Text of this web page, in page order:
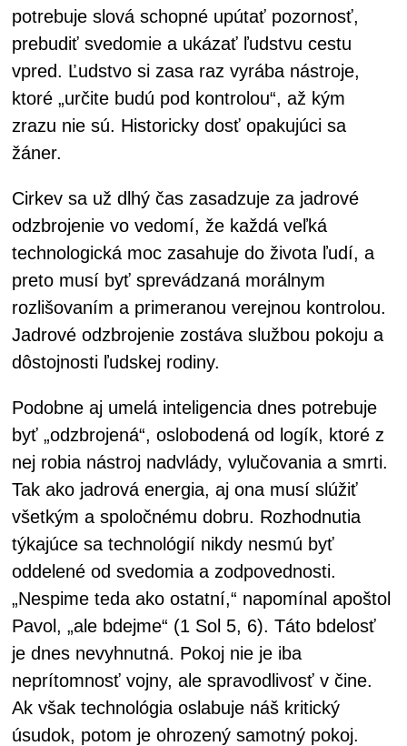
potrebuje slová schopné upútať pozornosť,
prebudiť svedomie a ukázať ľudstvu cestu
vpred. Ľudstvo si zasa raz vyrába nástroje,
ktoré „určite budú pod kontrolou“, až kým
zrazu nie sú. Historicky dosť opakujúci sa
žáner.
Cirkev sa už dlhý čas zasadzuje za jadrové
odzbrojenie vo vedomí, že každá veľká
technologická moc zasahuje do života ľudí, a
preto musí byť sprevádzaná morálnym
rozlišovaním a primeranou verejnou kontrolou.
Jadrové odzbrojenie zostáva službou pokoju a
dôstojnosti ľudskej rodiny.
Podobne aj umelá inteligencia dnes potrebuje
byť „odzbrojená“, oslobodená od logík, ktoré z
nej robia nástroj nadvlády, vylučovania a smrti.
Tak ako jadrová energia, aj ona musí slúžiť
všetkým a spoločnému dobru. Rozhodnutia
týkajúce sa technológií nikdy nesmú byť
oddelené od svedomia a zodpovednosti.
„Nespime teda ako ostatní,“ napomínal apoštol
Pavol, „ale bdejme“ (1 Sol 5, 6). Táto bdelosť
je dnes nevyhnutná. Pokoj nie je iba
neprítomnosť vojny, ale spravodlivosť v čine.
Ak však technológia oslabuje náš kritický
úsudok, potom je ohrozený samotný pokoj.